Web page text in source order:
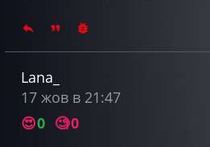
Lana_
17 жов в 21:47
😍0 🧐0